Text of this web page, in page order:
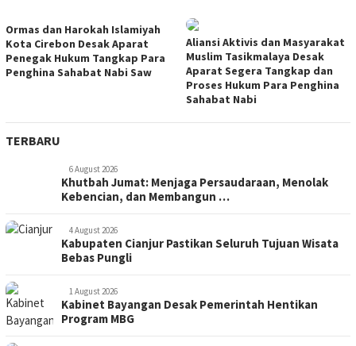
Ormas dan Harokah Islamiyah
Kota Cirebon Desak Aparat
Penegak Hukum Tangkap Para
Penghina Sahabat Nabi Saw
Aliansi Aktivis dan Masyarakat
Muslim Tasikmalaya Desak
Aparat Segera Tangkap dan
Proses Hukum Para Penghina
Sahabat Nabi
TERBARU
6 August 2026
Khutbah Jumat: Menjaga Persaudaraan, Menolak
Kebencian, dan Membangun …
4 August 2026
Kabupaten Cianjur Pastikan Seluruh Tujuan Wisata
Bebas Pungli
1 August 2026
Kabinet Bayangan Desak Pemerintah Hentikan
Program MBG